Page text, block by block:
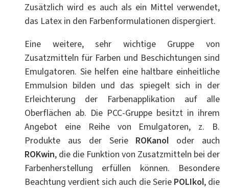
Zusätzlich wird es auch als ein Mittel verwendet,
das Latex in den Farbenformulationen dispergiert.
Eine weitere, sehr wichtige Gruppe von
Zusatzmitteln für Farben und Beschichtungen sind
Emulgatoren. Sie helfen eine haltbare einheitliche
Emmulsion bilden und das spiegelt sich in der
Erleichterung der Farbenapplikation auf alle
Oberflächen ab. Die PCC-Gruppe besitzt in ihrem
Angebot eine Reihe von Emulgatoren, z. B.
Produkte aus der Serie ROKanol oder auch
ROKwin, die die Funktion von Zusatzmitteln bei der
Farbenherstellung erfüllen können. Besondere
Beachtung verdient sich auch die Serie POLIkol, die